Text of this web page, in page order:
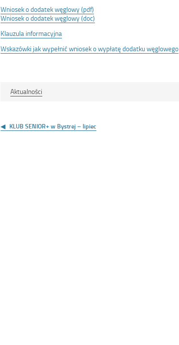
Wniosek o dodatek węglowy (pdf)
Wniosek o dodatek węglowy (doc)
Klauzula informacyjna
Wskazówki jak wypełnić wniosek o wypłatę dodatku węglowego
Aktualności
wpisu
KLUB SENIOR+ w Bystrej – lipiec